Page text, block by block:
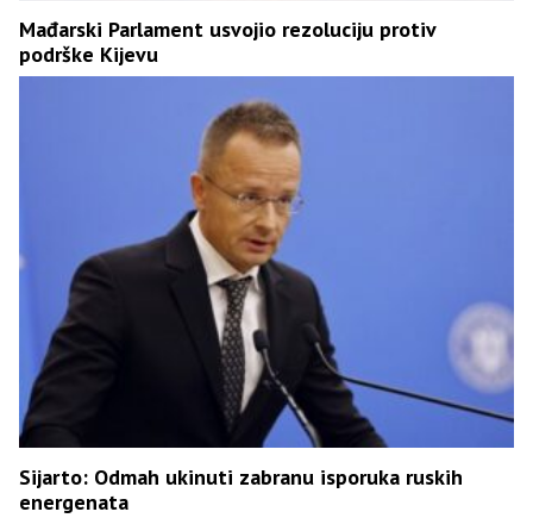
Mađarski Parlament usvojio rezoluciju protiv
podrške Kijevu
Sijarto: Odmah ukinuti zabranu isporuka ruskih
energenata